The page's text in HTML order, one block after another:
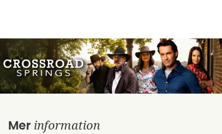
Mer information